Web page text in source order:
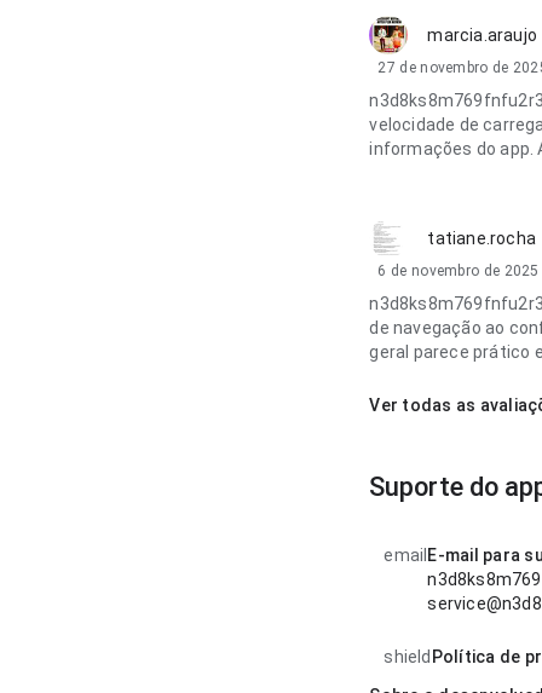
marcia.araujo
27 de novembro de
velocidade de
informações do app.
tatiane.rocha
6 de novembro de 2025
de navegação ao
geral parece prático
Ver todas as
Suporte do
email E-mail para
shield Política de